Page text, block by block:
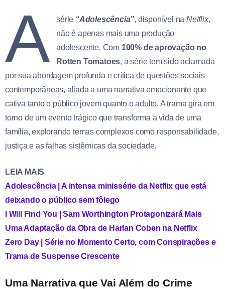
A série “Adolescência”, disponível naNetflix,
não é apenas mais uma produção
adolescente. Com 100% de aprovação no
Rotten Tomatoes, a série tem sido aclamada
por sua abordagem profunda e crítica de questões sociais
contemporâneas, aliada a uma narrativa emocionante que
cativa tanto o público jovem quanto o adulto. A trama gira em
torno de um evento trágico que transforma a vida de uma
família, explorando temas complexos como responsabilidade,
justiça e as falhas sistêmicas da sociedade.
LEIA MAIS
Adolescência | A intensa minissérie da Netflix que está
deixando o público sem fôlego
I Will Find You | Sam Worthington Protagonizará Mais
Uma Adaptação da Obra de Harlan Coben na Netflix
Zero Day | Série no Momento Certo, com Conspirações e
Trama de Suspense Crescente
Uma Narrativa que Vai Além do Crime